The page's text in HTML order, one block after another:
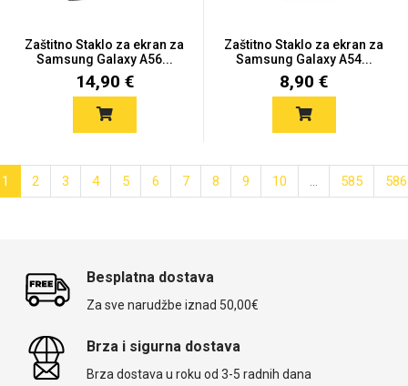
Zaštitno Staklo za ekran za
Samsung Galaxy A56...
14,90 €
Zaštitno Staklo za ekran za
Samsung Galaxy A54...
8,90 €
1 2 3 4 5 6 7 8 9 10 ... 585 586
Besplatna dostava
Za sve narudžbe iznad 50,00€
Brza i sigurna dostava
Brza dostava u roku od 3-5 radnih dana